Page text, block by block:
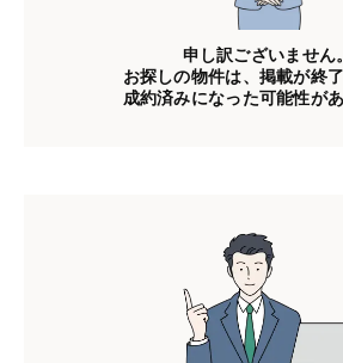
申し訳ございません。
お探しの物件は、掲載が終了
成約済みになった可能性があ